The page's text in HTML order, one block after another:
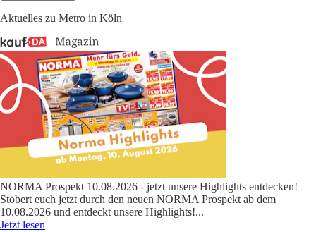
Aktuelles zu Metro in Köln
NORMA Prospekt 10.08.2026 - jetzt unsere Highlights entdecken!
Stöbert euch jetzt durch den neuen NORMA Prospekt ab dem
10.08.2026 und entdeckt unsere Highlights!...
Jetzt lesen